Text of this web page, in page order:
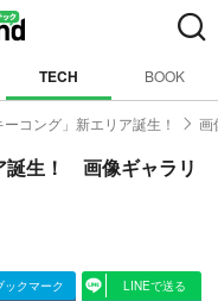
TECH BOOK
コング」新エリア誕生！ 画
誕生！ 画像ギャラリ
ックマーク LINEで送る